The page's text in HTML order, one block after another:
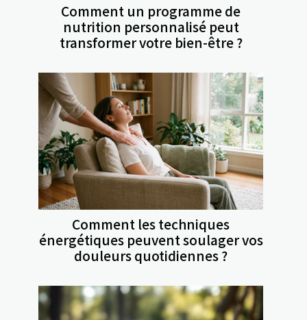
Comment un programme de
nutrition personnalisé peut
transformer votre bien-être ?
Comment les techniques
énergétiques peuvent soulager vos
douleurs quotidiennes ?